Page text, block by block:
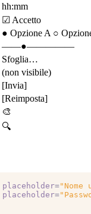
hh:mm
☑ Accetto
● Opzione A ○
——●—————
Sfoglia…
(non visibile)
[Invia]
[Reimposta]
🎨
🔍
placeholder="Nome
placeholder=